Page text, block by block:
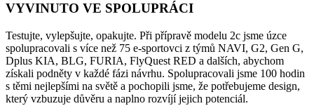
VYVINUTO VE SPOLUPRÁCI
Testujte, vylepšujte, opakujte. Při přípravě modelu 2c jsme úzce
spolupracovali s více než 75 e-sportovci z týmů NAVI, G2, Gen G,
Dplus KIA, BLG, FURIA, FlyQuest RED a dalších, abychom
získali podněty v každé fázi návrhu. Spolupracovali jsme 100 hodin
s těmi nejlepšími na světě a pochopili jsme, že potřebujeme design,
který vzbuzuje důvěru a naplno rozvíjí jejich potenciál.